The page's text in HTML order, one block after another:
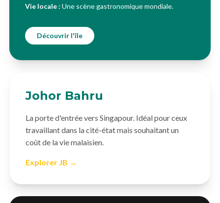
Vie locale : Une scène gastronomique mondiale.
Découvrir l'île
Johor Bahru
La porte d'entrée vers Singapour. Idéal pour ceux
travaillant dans la cité-état mais souhaitant un
coût de la vie malaisien.
Explorer JB →